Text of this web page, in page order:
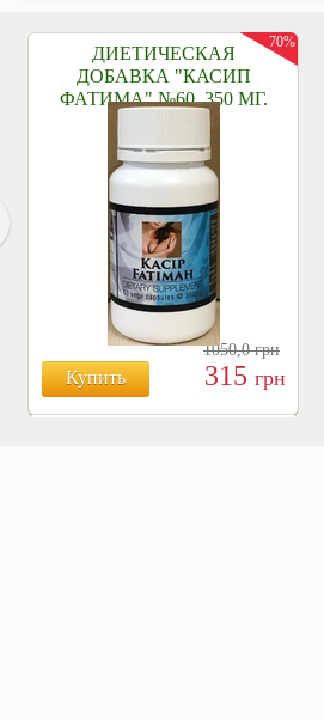
ДИЕТИЧЕСКАЯ
ДОБАВКА "КАСИП
ФАТИМА" №60, 350 МГ.
Купить
1050,0грн
315 грн
70%